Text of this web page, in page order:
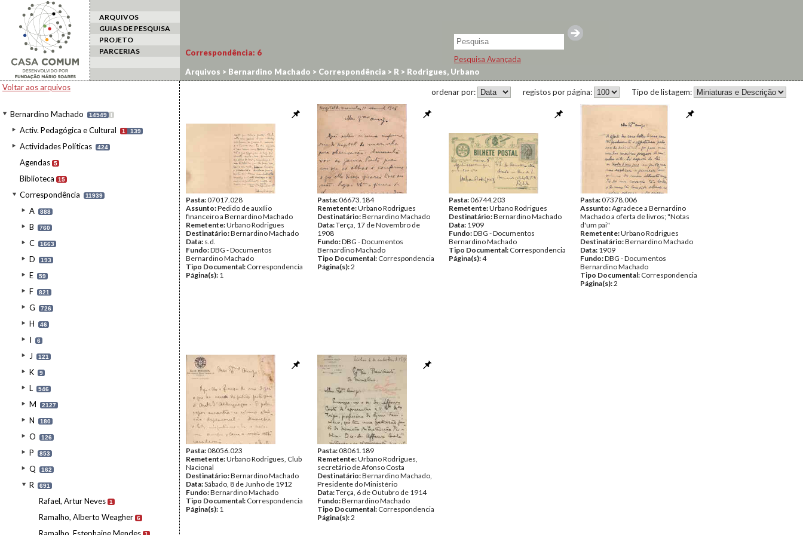
ARQUIVOS
GUIAS DE PESQUISA
PROJETO
PARCERIAS
Pesquisa Avançada
Voltar aos arquivos
Bernardino Machado 14549 I
Activ. Pedagógica e Cultural 1 139
Actividades Políticas 424
Agendas 5
Biblioteca 15
Correspondência 11939
A 888
B 760
C 1663
D 193
E 59
F 821
G 726
H 46
I 6
J 121
K 9
L 546
M 2127
N 180
O 126
P 853
Q 162
R 691
Rafael, Artur Neves 1
Ramalho, Alberto Weagher 6
Correspondência: 6
Arquivos > Bernardino Machado > Correspondência > R > Rodrigues, Urbano
Tipo de listagem:
registos por página:
ordenar por:
Pasta:07017.028
Assunto:Pedido de auxílio
financeiro a Bernardino Machado
Remetente:Urbano Rodrigues
Destinatário:Bernardino Machado
Data: s.d.
Fundo:DBG - Documentos
Bernardino Machado
Tipo Documental: Correspondencia
Página(s): 1
Pasta:06673.184
Remetente:Urbano Rodrigues
Destinatário:Bernardino Machado
Data:Terça, 17 de Novembro de
1908
Fundo:DBG - Documentos
Bernardino Machado
Tipo Documental: Correspondencia
Página(s):2
Pasta:06744.203
Remetente:Urbano Rodrigues
Destinatário:Bernardino Machado
Data: 1909
Fundo:DBG - Documentos
Bernardino Machado
Tipo Documental: Correspondencia
Página(s):4
Pasta:07378.006
Assunto:Agradece a Bernardino
Machado a oferta de livros; "Notas
d'um pai"
Remetente:Urbano Rodrigues
Destinatário:Bernardino Machado
Data: 1909
Fundo:DBG - Documentos
Bernardino Machado
Tipo Documental: Correspondencia
Página(s):2
Pasta:08056.023
Remetente:Urbano Rodrigues, Club
Nacional
Destinatário:Bernardino Machado
Data:Sábado, 8 de Junho de 1912
Fundo:Bernardino Machado
Tipo Documental: Correspondencia
Página(s): 1
Pasta:08061.189
Remetente:Urbano Rodrigues,
secretário de Afonso Costa
Destinatário:Bernardino Machado,
Presidente do Ministério
Data:Terça, 6 de Outubro de 1914
Fundo:Bernardino Machado
Tipo Documental: Correspondencia
Página(s):2